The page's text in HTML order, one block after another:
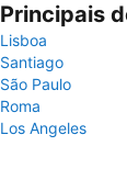
Principais
Lisboa
Santiago
São Paulo
Roma
Los Angeles